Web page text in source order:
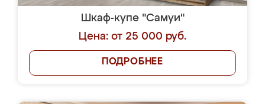
Шкаф-купе "Самуи"
Цена: от 25 000 руб.
ПОДРОБНЕЕ